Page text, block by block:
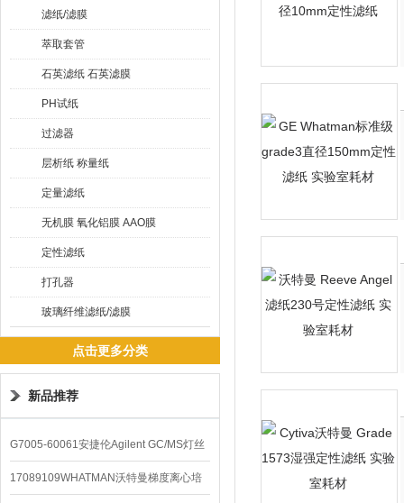
滤纸/滤膜
萃取套管
石英滤纸 石英滤膜
PH试纸
过滤器
层析纸 称量纸
定量滤纸
无机膜 氧化铝膜 AAO膜
定性滤纸
打孔器
玻璃纤维滤纸/滤膜
点击更多分类
新品推荐
G7005-60061安捷伦Agilent GC/MS灯丝
配件
17089109WHATMAN沃特曼梯度离心培